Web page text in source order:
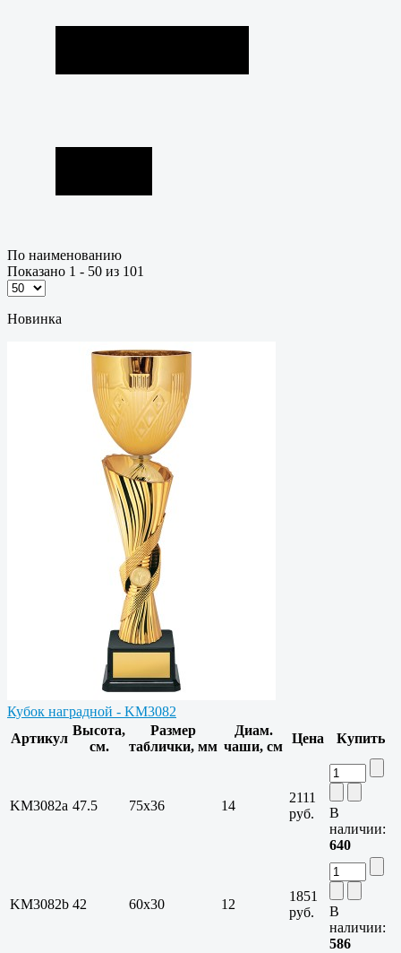
По наименованию
Показано 1 - 50 из 101
Новинка
Кубок наградной - KM3082
Артикул
Высота,
см.
Размер
таблички, мм
Диам.
чаши, см
Цена Купить
KM3082a 47.5 75х36 14
2111
руб.
В
наличии:
640
KM3082b 42 60х30 12
1851
руб.
В
наличии:
586